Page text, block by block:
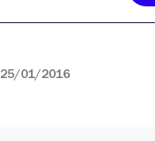
25/01/2016